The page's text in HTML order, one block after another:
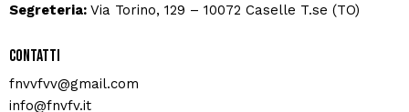
Segreteria: Via Torino, 129 – 10072 Caselle T.se (TO)
Contatti
fnvvfvv@gmail.com
info@fnvfv.it